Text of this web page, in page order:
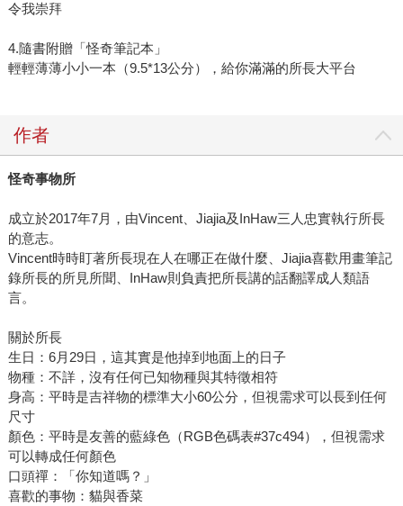
令我崇拜
4.隨書附贈「怪奇筆記本」
輕輕薄薄小小一本（9.5*13公分），給你滿滿的所長大平台
作者
怪奇事物所
成立於2017年7月，由Vincent、Jiajia及InHaw三人忠實執行所長
的意志。
Vincent時時盯著所長現在人在哪正在做什麼、Jiajia喜歡用畫筆記
錄所長的所見所聞、InHaw則負責把所長講的話翻譯成人類語
言。
關於所長
生日：6月29日，這其實是他掉到地面上的日子
物種：不詳，沒有任何已知物種與其特徵相符
身高：平時是吉祥物的標準大小60公分，但視需求可以長到任何
尺寸
顏色：平時是友善的藍綠色（RGB色碼表#37c494），但視需求
可以轉成任何顏色
口頭禪：「你知道嗎？」
喜歡的事物：貓與香菜